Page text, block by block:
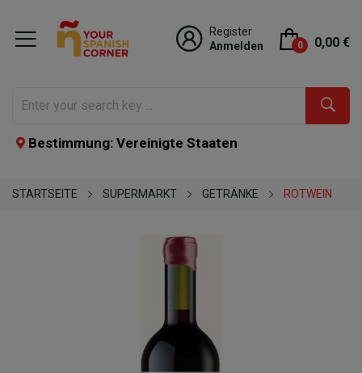
Register
Anmelden
0 0,00 €
Bestimmung: Vereinigte Staaten
STARTSEITE SUPERMARKT GETRÄNKE ROTWEIN